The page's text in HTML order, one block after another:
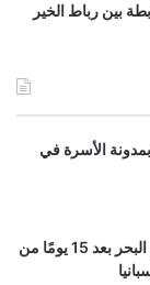
بين رباط الخير
الأسرة في
17 جزائريًا يلقون مصرعهم في البحر بعد 15 يومًا من